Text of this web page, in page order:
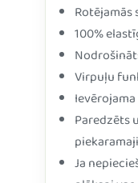
100%
Virpuļu
Paredzēts
Ja